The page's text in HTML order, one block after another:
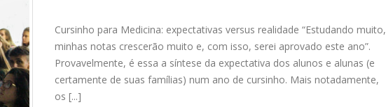
Cursinho para Medicina: expectativas versus realidade “Estudando muito,
minhas notas crescerão muito e, com isso, serei aprovado este ano”.
Provavelmente, é essa a síntese da expectativa dos alunos e alunas (e
certamente de suas famílias) num ano de cursinho. Mais notadamente,
os [...]